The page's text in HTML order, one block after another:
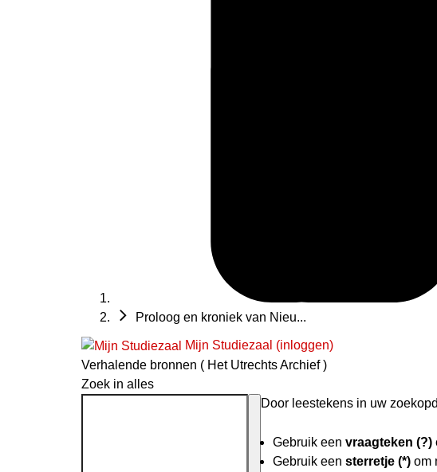
Proloog en kroniek van Nieu...
Mijn Studiezaal (inloggen)
Verhalende bronnen ( Het Utrechts Archief )
Zoek in alles
Door leestekens in uw
Gebruik een vraagteken (?)
Gebruik een sterretje (*) om